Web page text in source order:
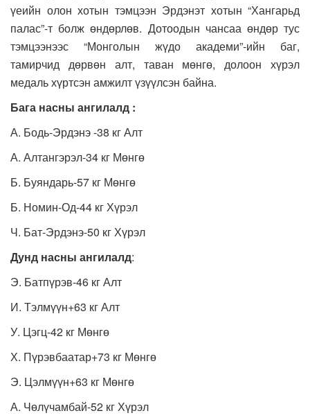
үеийн олон хотын тэмцээн Эрдэнэт хотын “Хангарьд
палас”-т болж өндөрлөв. Дотоодын чансаа өндөр тус
тэмцээнээс “Монголын жүдо академи”-ийн баг,
тамирчид дөрвөн алт, таван мөнгө, долоон хүрэл
медаль хүртсэн амжилт үзүүлсэн байна.
Бага насны ангилалд :
А. Бодь-Эрдэнэ -38 кг Алт
А. Алтангэрэл-34 кг Мөнгө
Б. Буяндарь-57 кг Мөнгө
Б. Номин-Од-44 кг Хүрэл
Ч. Бат-Эрдэнэ-50 кг Хүрэл
Дунд насны ангилалд:
Э. Батпүрэв-46 кг Алт
И. Тэлмүүн+63 кг Алт
У. Цэгц-42 кг Мөнгө
Х. Пүрэвбаатар+73 кг Мөнгө
Э. Цэлмүүн+63 кг Мөнгө
А. Чөлүчамбай-52 кг Хүрэл